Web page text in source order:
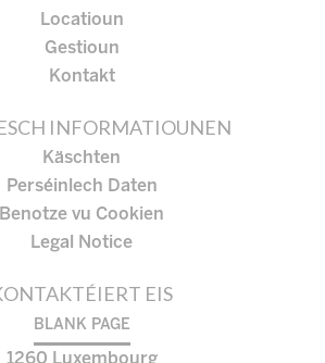
Locatioun
Gestioun
Kontakt
INFORMATIOUNEN
Käschten
Perséinlech Daten
Benotze vu Cookien
Legal Notice
EIS
BLANK PAGE
1260 Luxembourg